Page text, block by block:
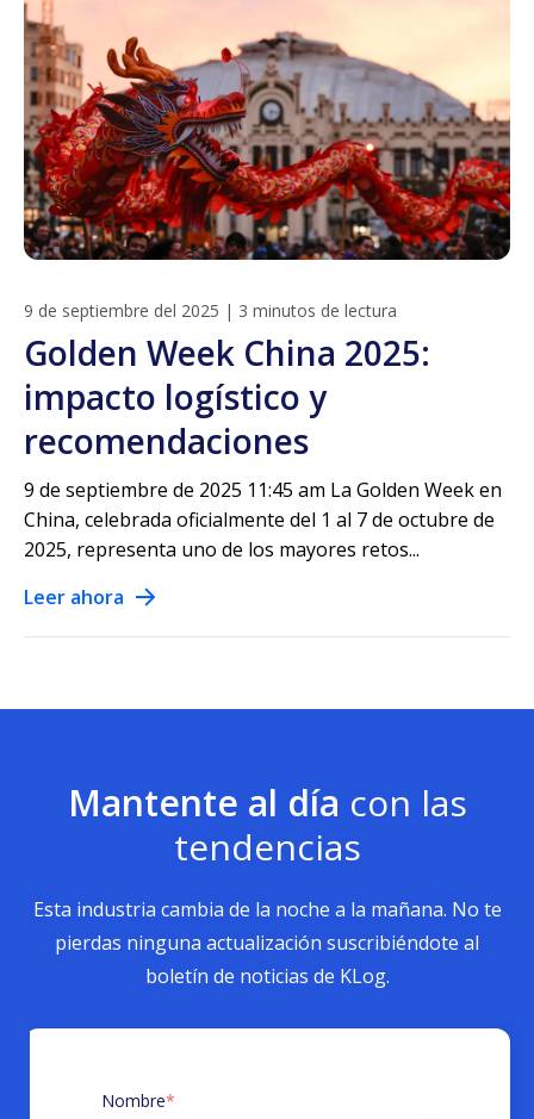
9 de septiembre del 2025 | 3 minutos de lectura
Golden Week China 2025:
impacto logístico y
recomendaciones
9 de septiembre de 2025 11:45 am La Golden Week en
China, celebrada oficialmente del 1 al 7 de octubre de
2025, representa uno de los mayores retos...
Leer ahora
Mantente al día con las
tendencias
Esta industria cambia de la noche a la mañana. No te
pierdas ninguna actualización suscribiéndote al
boletín de noticias de KLog.
Nombre*